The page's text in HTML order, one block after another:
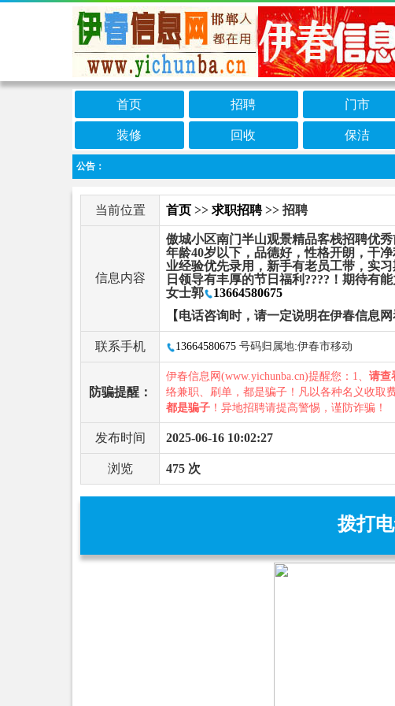
首页 招聘 门市
装修 回收 保洁
公告：
当前位置 首页 >> 求职招聘>> 招聘
信息内容
傲城小区南门半山观景精品客栈招聘优
年龄40岁以下，品德好，性格开朗，干
业经验优先录用，新手有老员工带，实
日领导有丰厚的节日福利????！期待有
女士郭
13664580675
【电话咨询时，请一定说明在伊春信息网
联系手机 13664580675 号码归属地:伊春市移动
防骗提醒：
伊春信息网(www.yichunba.cn)提醒您：1、 请查
络兼职、刷单，都是骗子！凡以各种名义收取
都是骗子 ！异地招聘请提高警惕，谨防诈骗！
发布时间 2025-06-16 10:02:27
浏览 475 次
拨打